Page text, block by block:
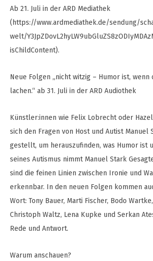
Ab 21. Juli in der ARD Mediathek
(https://www.ardmediathek.de/sendung/
welt/
isChildContent).
Neue Folgen „nicht witzig – Humor ist, wenn
lachen.“ ab 31. Juli in der ARD Audiothek
Künstler:innen wie Felix Lobrecht oder
sich den Fragen von Host und Autist Manuel
gestellt, um herauszufinden, was Humor ist
seines Autismus nimmt Manuel Stark
sind die feinen Linien zwischen Ironie und
erkennbar. In den neuen Folgen kommen
Wort: Tony Bauer, Marti Fischer, Bodo
Christoph Waltz, Lena Kupke und Serkan
Rede und Antwort.
Warum anschauen?